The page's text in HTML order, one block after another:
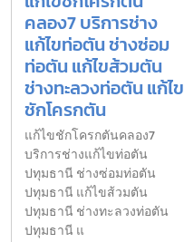
คลอง7 บริการช่าง
แก้ไขท่อตัน ช่างซ่อม
ท่อตัน แก้ไขส้วมตัน
ช่างทะลวงท่อตัน แก้ไข
ชักโครกตัน
แก้ไขชักโครกตันคลอง7
บริการช่างแก้ไขท่อตัน
ปทุมธานี ช่างซ่อมท่อตัน
ปทุมธานี แก้ไขส้วมตัน
ปทุมธานี ช่างทะลวงท่อตัน
ปทุมธานี แ